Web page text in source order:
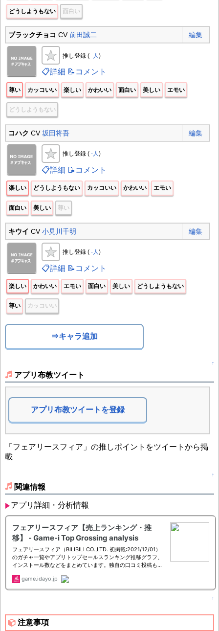
どうしようもない 面白い
ブラックチョコ CV前田誠二 編集
推し登録 ( -人 )
📋詳細 📝コメント
尊い カッコいい 楽しい かわいい 面白い 美しい エモい
どうしようもない
コハク CV坂⽥将吾 編集
推し登録 ( -人)
📋詳細 📝コメント
楽しい どうしようもない カッコいい かわいい エモい
面白い 美しい 尊い
キウイ CV小見川千明 編集
推し登録 ( -人)
📋詳細 📝コメント
楽しい かわいい エモい 面白い 美しい どうしようもない
尊い カッコいい
⇒キャラ追加
↑
アプリ布教ツイート
アプリ布教ツイートを登録
「フェアリースフィア」の推しポイントをツイートから掲
載
↑
関連情報
アプリ詳細・分析情報
↑
注意事項